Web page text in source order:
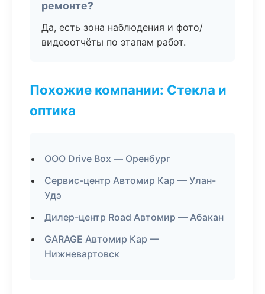
ремонте?
Да, есть зона наблюдения и фото/
видеоотчёты по этапам работ.
Похожие компании: Стекла и
оптика
ООО Drive Box — Оренбург
Сервис-центр Автомир Кар — Улан-
Удэ
Дилер-центр Road Автомир — Абакан
GARAGE Автомир Кар —
Нижневартовск